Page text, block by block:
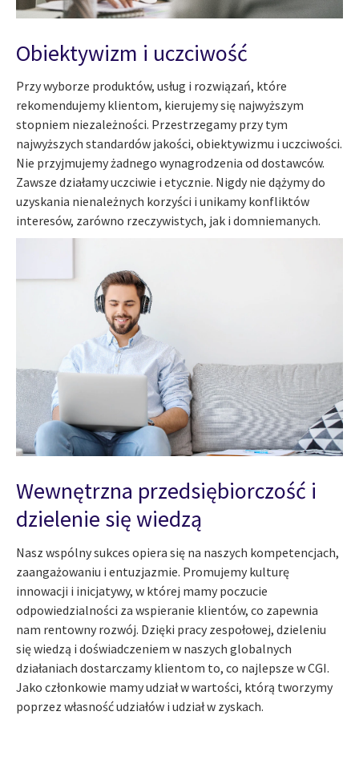
Obiektywizm i uczciwość
Przy wyborze produktów, usług i rozwiązań, które
rekomendujemy klientom, kierujemy się najwyższym
stopniem niezależności. Przestrzegamy przy tym
najwyższych standardów jakości, obiektywizmu i uczciwości.
Nie przyjmujemy żadnego wynagrodzenia od dostawców.
Zawsze działamy uczciwie i etycznie. Nigdy nie dążymy do
uzyskania nienależnych korzyści i unikamy konfliktów
interesów, zarówno rzeczywistych, jak i domniemanych.
Wewnętrzna przedsiębiorczość i
dzielenie się wiedzą
Nasz wspólny sukces opiera się na naszych kompetencjach,
zaangażowaniu i entuzjazmie. Promujemy kulturę
innowacji i inicjatywy, w której mamy poczucie
odpowiedzialności za wspieranie klientów, co zapewnia
nam rentowny rozwój. Dzięki pracy zespołowej, dzieleniu
się wiedzą i doświadczeniem w naszych globalnych
działaniach dostarczamy klientom to, co najlepsze w CGI.
Jako członkowie mamy udział w wartości, którą tworzymy
poprzez własność udziałów i udział w zyskach.